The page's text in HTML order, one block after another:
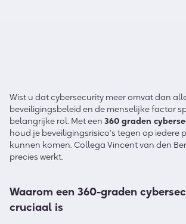
Wist u dat cybersecurity meer omvat dan
beveiligingsbeleid en de menselijke factor
belangrijke rol. Met een 360 graden
houd je beveiligingsrisico’s tegen op iedere
kunnen komen. Collega Vincent van den
precies werkt.
Waarom een 360-graden
cruciaal is